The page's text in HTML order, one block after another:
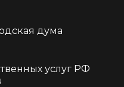
дума
услуг РФ